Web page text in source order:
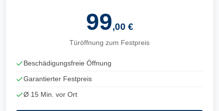
99,00 €
Türöffnung zum Festpreis
Beschädigungsfreie Öffnung
Garantierter Festpreis
Ø 15 Min. vor Ort